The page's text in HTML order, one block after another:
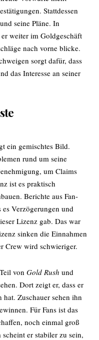
Stattdessen
seine Pläne. In
weiter im Goldgeschäft
nach vorne blicke.
sorgt dafür, dass
das Interesse an seiner
ein gemischtes Bild.
rund um seine
um Claims
ist es praktisch
Berichte aus Fan-
Verzögerungen und
Lizenz gab. Das war
sinken die Einnahmen
Crew wird schwieriger.
von Gold Rush und
Dort zeigt er, dass er
Zuschauer sehen ihn
Für Fans ist das
noch einmal groß
er stabiler zu sein,